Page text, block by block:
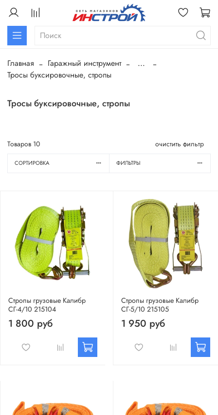
Главная Гаражный инструмент
...
Тросы буксировочные, стропы
Тросы буксировочные, стропы
Товаров 10 очистить фильтр
СОРТИРОВКА ФИЛЬТРЫ
Стропы грузовые Калибр
СГ-4/10 215104
1 800 руб
Стропы грузовые Калибр
СГ-5/10 215105
1 950 руб